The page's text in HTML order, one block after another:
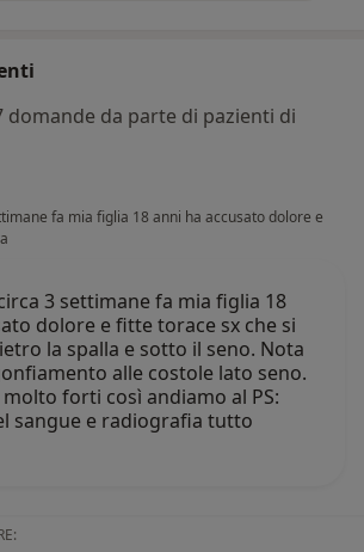
domande da parte di pazienti di
fa mia figlia 18 anni ha accusato dolore e
3 settimane fa mia figlia 18
dolore e fitte torace sx che si
la spalla e sotto il seno. Nota
alle costole lato seno.
forti così andiamo al PS:
sangue e radiografia tutto